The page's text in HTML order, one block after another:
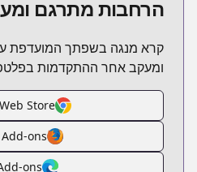
הרחבות מתרגם
קרא מנגה בשפתך המועדפת
ומעקב אחר ההתקדמות
Store
ons
ons